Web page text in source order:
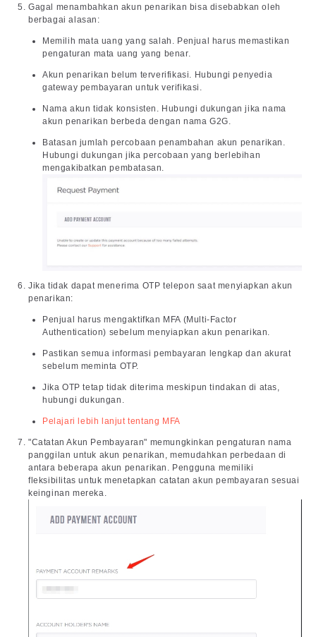
Gagal menambahkan akun penarikan bisa disebabkan oleh
berbagai alasan:
Memilih mata uang yang salah. Penjual harus memastikan
pengaturan mata uang yang benar.
Akun penarikan belum terverifikasi. Hubungi penyedia
gateway pembayaran untuk verifikasi.
Nama akun tidak konsisten. Hubungi dukungan jika nama
akun penarikan berbeda dengan nama G2G.
Batasan jumlah percobaan penambahan akun penarikan.
Hubungi dukungan jika percobaan yang berlebihan
mengakibatkan pembatasan.
Jika tidak dapat menerima OTP telepon saat menyiapkan akun
penarikan:
Penjual harus mengaktifkan MFA (Multi-Factor
Authentication) sebelum menyiapkan akun penarikan.
Pastikan semua informasi pembayaran lengkap dan akurat
sebelum meminta OTP.
Jika OTP tetap tidak diterima meskipun tindakan di atas,
hubungi dukungan.
Pelajari lebih lanjut tentang MFA
"Catatan Akun Pembayaran" memungkinkan pengaturan nama
panggilan untuk akun penarikan, memudahkan perbedaan di
antara beberapa akun penarikan. Pengguna memiliki
fleksibilitas untuk menetapkan catatan akun pembayaran sesuai
keinginan mereka.